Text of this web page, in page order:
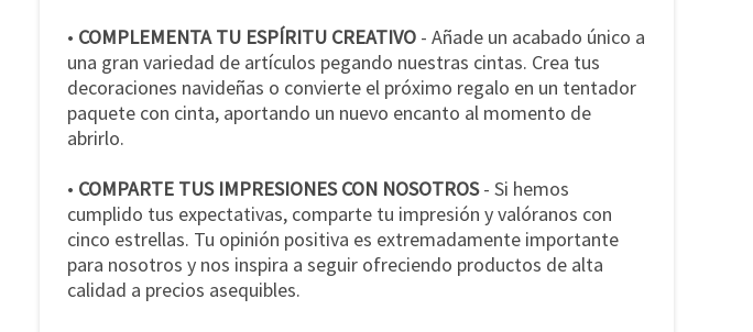
• COMPLEMENTA TU ESPÍRITU CREATIVO - Añade un acabado único a
una gran variedad de artículos pegando nuestras cintas. Crea tus
decoraciones navideñas o convierte el próximo regalo en un tentador
paquete con cinta, aportando un nuevo encanto al momento de
abrirlo.
• COMPARTE TUS IMPRESIONES CON NOSOTROS- Si hemos
cumplido tus expectativas, comparte tu impresión y valóranos con
cinco estrellas. Tu opinión positiva es extremadamente importante
para nosotros y nos inspira a seguir ofreciendo productos de alta
calidad a precios asequibles.